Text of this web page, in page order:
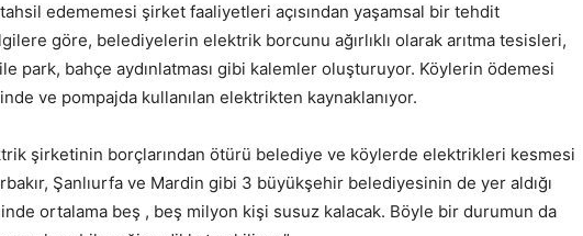
edememesi şirket faaliyetleri açısından yaşamsal bir tehdit
göre, belediyelerin elektrik borcunu ağırlıklı olarak arıtma tesisleri,
park, bahçe aydınlatması gibi kalemler oluşturuyor. Köylerin ödemesi
ve pompajda kullanılan elektrikten kaynaklanıyor.
şirketinin borçlarından ötürü belediye ve köylerde elektrikleri kesmesi
Şanlıurfa ve Mardin gibi 3 büyükşehir belediyesinin de yer aldığı
ortalama beş , beş milyon kişi susuz kalacak. Böyle bir durumun da